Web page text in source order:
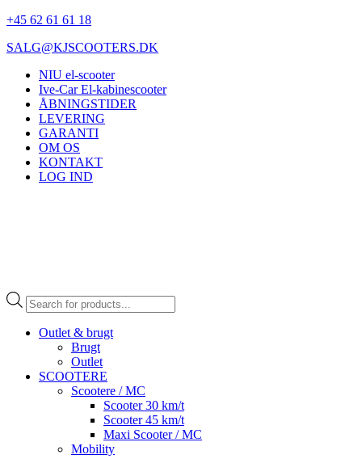
+45 62 61 61 18
SALG@KJSCOOTERS.DK
NIU el-scooter
Ive-Car El-kabinescooter
ÅBNINGSTIDER
LEVERING
GARANTI
OM OS
KONTAKT
LOG IND
Products
search
Outlet & brugt
Brugt
Outlet
SCOOTERE
Scootere / MC
Scooter 30 km/t
Scooter 45 km/t
Maxi Scooter / MC
Mobility